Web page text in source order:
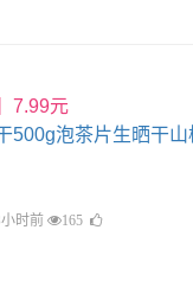
7.99元
500g泡茶片生晒干
时前 165